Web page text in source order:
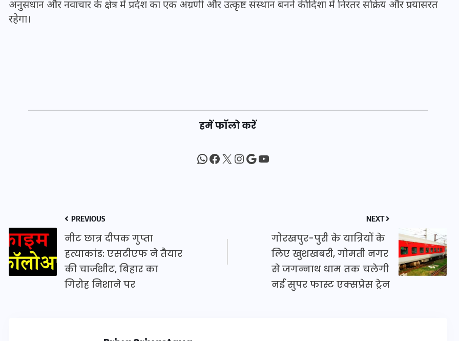
अनुसंधान और नवाचार के क्षेत्र में प्रदेश का एक अग्रणी और उत्कृष्ट संस्थान बनने की दिशा में निरंतर सक्रिय और प्रयासरत
रहेगा।
हमें फॉलो करें
WhatsApp
Facebook
X Instagram
Google
YouTube
PREVIOUS
नीट छात्र दीपक गुप्ता
हत्याकांड: एसटीएफ ने तैयार
की चार्जशीट, बिहार का
गिरोह निशाने पर
NEXT
गोरखपुर-पुरी के यात्रियों के
लिए खुशखबरी, गोमती नगर
से जगन्नाथ धाम तक चलेगी
नई सुपर फास्ट एक्सप्रेस ट्रेन
अगस्त से 31 अगस्त)
24 अगस्त 2025 24 अगस्त 2025